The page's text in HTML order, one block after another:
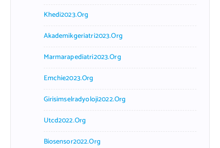
Khedi2023.org
Akademikgeriatri2023.org
Marmarapediatri2023.org
Emchie2023.org
Girisimselradyoloji2022.org
Utcd2022.org
Biosensor2022.org